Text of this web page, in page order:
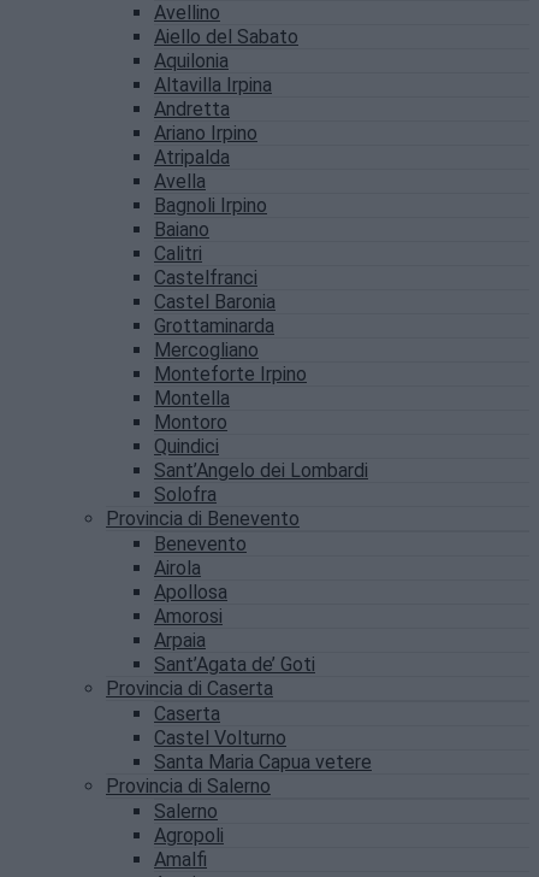
Avellino
Aiello del Sabato
Aquilonia
Altavilla Irpina
Andretta
Ariano Irpino
Atripalda
Avella
Bagnoli Irpino
Baiano
Calitri
Castelfranci
Castel Baronia
Grottaminarda
Mercogliano
Monteforte Irpino
Montella
Montoro
Quindici
Sant’Angelo dei Lombardi
Solofra
Provincia di Benevento
Benevento
Airola
Apollosa
Amorosi
Arpaia
Sant’Agata de’ Goti
Provincia di Caserta
Caserta
Castel Volturno
Santa Maria Capua vetere
Provincia di Salerno
Salerno
Agropoli
Amalfi